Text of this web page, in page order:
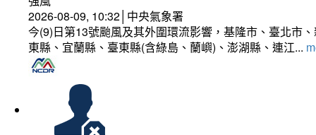
2026-08-09, 10:32│中央氣象署
今(9)日第13號颱風及其外圍環流影響，基隆市、臺北市
東縣、宜蘭縣、臺東縣(含綠島、蘭嶼)、澎湖縣、連江...